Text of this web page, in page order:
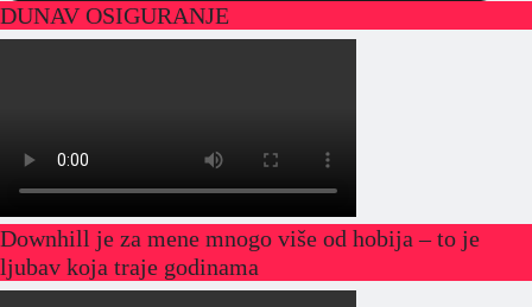
DUNAV OSIGURANJE
Downhill je za mene mnogo više od hobija – to je
ljubav koja traje godinama